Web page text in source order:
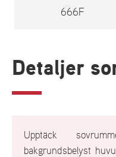
666F
Detaljer
Upptäck
bakgrundsbelyst